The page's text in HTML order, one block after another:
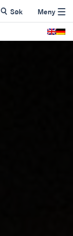
Søk Meny